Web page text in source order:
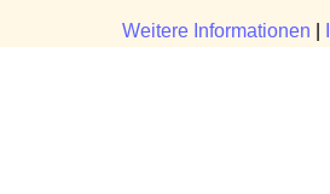
Weitere Informationen